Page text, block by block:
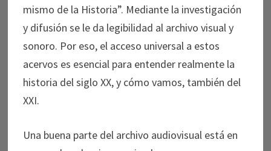
mismo de la Historia”. Mediante la investigación
y difusión se le da legibilidad al archivo visual y
sonoro. Por eso, el acceso universal a estos
acervos es esencial para entender realmente la
historia del siglo XX, y cómo vamos, también del
XXI.
Una buena parte del archivo audiovisual está en